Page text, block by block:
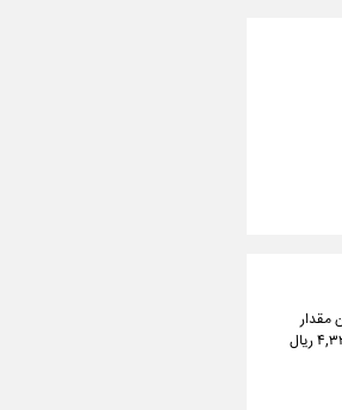
مقدار
۲۸۹,۰۴۰,۰۰۰ ریال و در کمترین مقدار ۲۸۶,۸۵۰,۰۰۰ ریال معامله شد. طلا آبشده نقدی به نسبت روز گذشته ۴,۳۲۰,۰۰۰ ریال